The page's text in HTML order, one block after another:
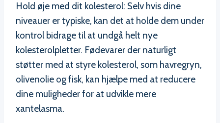
Hold øje med dit kolesterol: Selv hvis dine
niveauer er typiske, kan det at holde dem under
kontrol bidrage til at undgå helt nye
kolesterolpletter. Fødevarer der naturligt
støtter med at styre kolesterol, som havregryn,
olivenolie og fisk, kan hjælpe med at reducere
dine muligheder for at udvikle mere
xantelasma.